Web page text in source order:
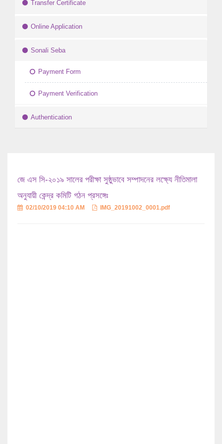
Transfer Certificate
Online Application
Sonali Seba
Payment Form
Payment Verification
Authentication
জে এস সি-২০১৯ সালের পরীক্ষা সুষ্ঠুভাবে সম্পাদনের লক্ষ্যে নীতিমালা
অনুযায়ী কেন্দ্র কমিটি গঠন প্রসঙ্গেঃ
02/10/2019 04:10 AM IMG_20191002_0001.pdf